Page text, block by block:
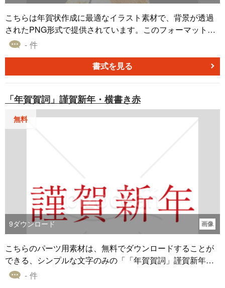
こちらは年賀状作成に最適なイラスト素材で、背景が透過
されたPNG形式で提供されています。このフォーマットの
便利さは、イラストがどんな背景色やテクスチャにも適応
ウサギ年に生まれた人へのメッセージカードや、新年と干
支のうさぎ年を祝うオリジナルの年賀状を作成する際に、
ンロードできます。どうぞご利用ください。
- 件
書式を見る
「年賀賀詞」謹賀新年・横書き赤
無料
9ダウンロード 画像
こちらのパーツ用素材は、無料でダウンロードすることが
できる、シンプルな文字のみの「「年賀賀詞」謹賀新年・
横書き赤」です。 賀詞とはお祝いの言葉のことであり、一
- 件